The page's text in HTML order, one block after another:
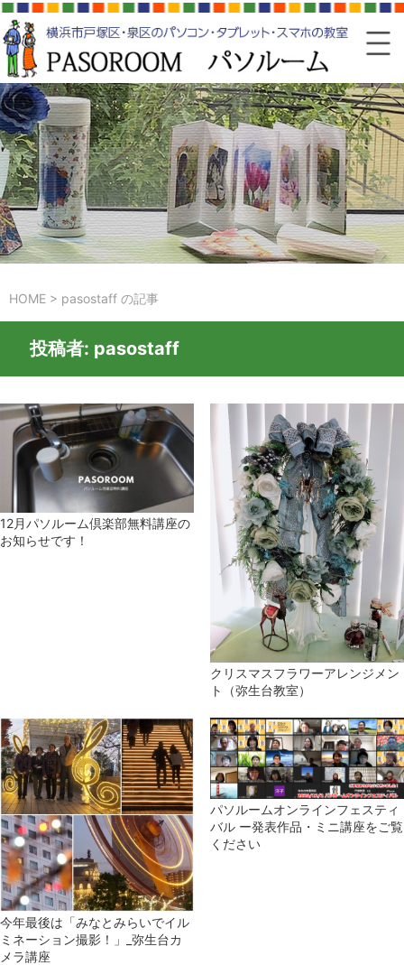
HOME > pasostaff の記事
投稿者: pasostaff
12月パソルーム倶楽部無料講座の
お知らせです！
クリスマスフラワーアレンジメン
ト（弥生台教室）
今年最後は「みなとみらいでイル
ミネーション撮影！」_弥生台カ
メラ講座
パソルームオンラインフェスティ
バル ー発表作品・ミニ講座をご覧
ください